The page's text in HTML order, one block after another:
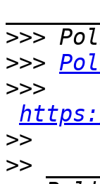
>>>
>>>
>>>
>>
>>